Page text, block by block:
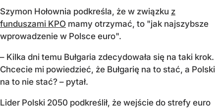
Szymon Hołownia podkreśla, że w związku z
funduszami KPO mamy otrzymać, to "jak najszybsze
wprowadzenie w Polsce euro".
– Kilka dni temu Bułgaria zdecydowała się na taki krok.
Chcecie mi powiedzieć, że Bułgarię na to stać, a Polski
na to nie stać? – pytał.
Lider Polski 2050 podkreślił, że wejście do strefy euro